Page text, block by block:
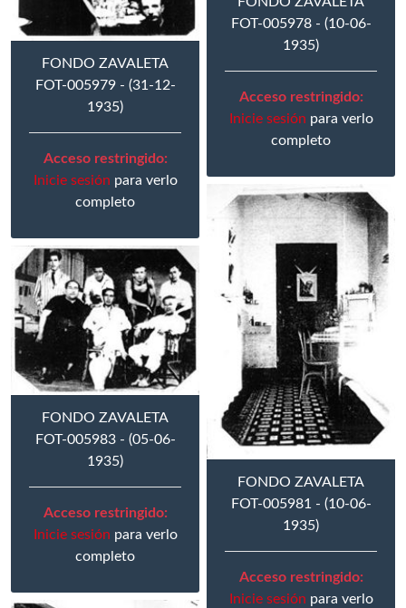
FOT-005978 - (10-06-
1935)
Acceso restringido:
Inicie sesión para verlo
completo
FONDO ZAVALETA
FOT-005979 - (31-12-
1935)
Acceso restringido:
Inicie sesión para verlo
completo
FONDO ZAVALETA
FOT-005981 - (10-06-
1935)
Acceso restringido:
Inicie sesión para verlo
FONDO ZAVALETA
FOT-005983 - (05-06-
1935)
Acceso restringido:
Inicie sesión para verlo
completo